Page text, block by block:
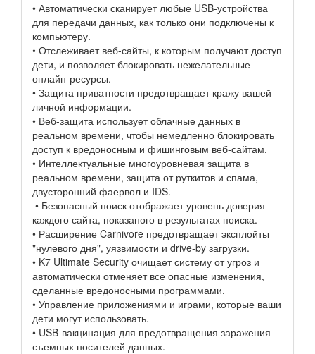
• Автоматически сканирует любые USB-устройства
для передачи данных, как только они подключены к
компьютеру.
• Отслеживает веб-сайты, к которым получают доступ
дети, и позволяет блокировать нежелательные
онлайн-ресурсы.
• Защита приватности предотвращает кражу вашей
личной информации.
• Веб-защита использует облачные данных в
реальном времени, чтобы немедленно блокировать
доступ к вредоносным и фишинговым веб-сайтам.
• Интеллектуальные многоуровневая защита в
реальном времени, защита от руткитов и спама,
двусторонний фаервол и IDS.
• Безопасный поиск отображает уровень доверия
каждого сайта, показаного в результатах поиска.
• Расширение Carnivore предотвращает эксплойты
"нулевого дня", уязвимости и drive-by загрузки.
• K7 Ultimate Security очищает систему от угроз и
автоматически отменяет все опасные изменения,
сделанные вредоносными программами.
• Управление приложениями и играми, которые ваши
дети могут использовать.
• USB-вакцинация для предотвращения заражения
съемных носителей данных.